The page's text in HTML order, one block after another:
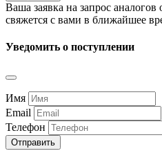
Ваша заявка на запрос
свяжется с вами в ближайшее
Уведомить о поступлении
Имя
Email
Телефон
Отправить